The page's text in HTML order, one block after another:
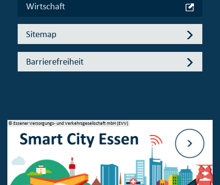
Wirtschaft
Sitemap
Barrierefreiheit
© Essener Versorgungs- und Verkehrsgesellschaft mbH (EVV)